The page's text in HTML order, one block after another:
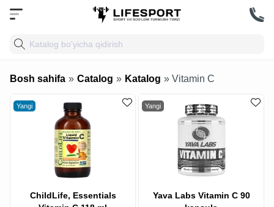
Bosh sahifa » Catalog » Katalog » Vitamin C
Yangi
ChildLife, Essentials
Yangi
Yava Labs Vitamin C 90